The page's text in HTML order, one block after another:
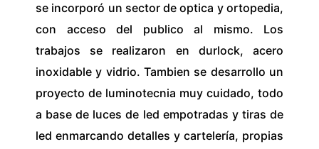
se incorporó un sector de optica y ortopedia,
con acceso del publico al mismo. Los
trabajos se realizaron en durlock, acero
inoxidable y vidrio. Tambien se desarrollo un
proyecto de luminotecnia muy cuidado, todo
a base de luces de led empotradas y tiras de
led enmarcando detalles y cartelería, propias